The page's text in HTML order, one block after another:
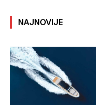
NAJNOVIJE